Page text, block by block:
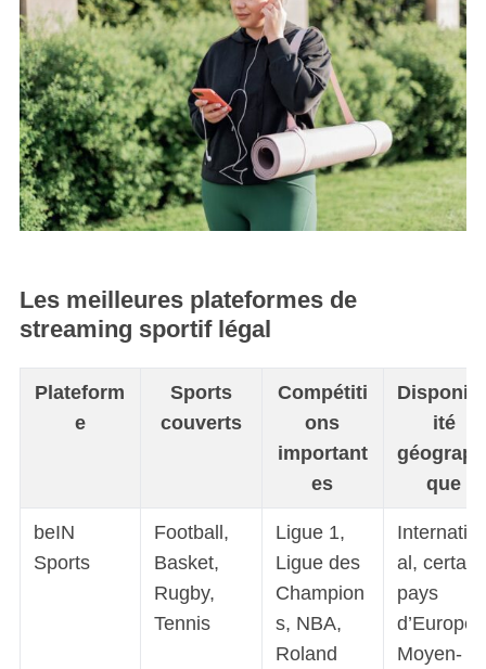
Les meilleures plateformes de
streaming sportif légal
Plateform
e
Sports
couverts
Compétiti
ons
important
es
ité
que
beIN
Sports
Football,
Basket,
Rugby,
Tennis
Ligue 1,
Ligue des
Champion
s, NBA,
Roland
al,
pays
d’Europe,
Moyen-